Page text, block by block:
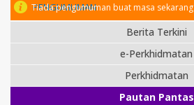
PENGUMUMAN
Tiada pengumuman buat masa sekarang
Berita Terkini
e-Perkhidmatan
Perkhidmatan
Pautan Pantas